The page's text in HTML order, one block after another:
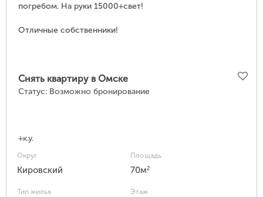
погребом. На руки 15000+свет!
Отличные собственники!
Снять квартиру в Омске
Статус: Возможно бронирование
+к.у.
Округ
Кировский
Площадь
70м2
Тип жилья Этаж